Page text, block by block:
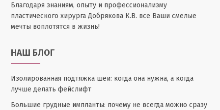
Благодаря знаниям, опыту и профессионализму
пластического хирурга Добрякова К.В. все Ваши смелые
мечты воплотятся в жизнь!
НАШ БЛОГ
Изолированная подтяжка шеи: когда она нужна, а когда
лучше делать фейслифт
Большие грудные импланты: почему не всегда можно сразу